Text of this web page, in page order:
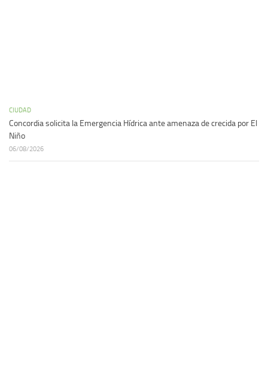
CIUDAD
Concordia solicita la Emergencia Hídrica ante amenaza de crecida por El
Niño
06/08/2026